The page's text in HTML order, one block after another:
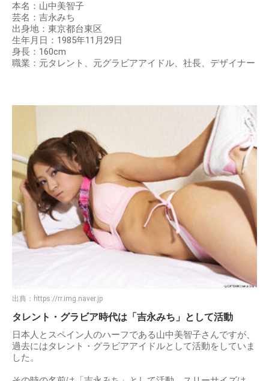
本名：山中美智子
芸名：吉永みち
出身地：東京都台東区
生年月日：1985年11月29日
身長：160cm
職業：元タレント、元グラビアアイドル、社長、デザイナー
出典： https://rr.img.naver.jp
タレント・グラビア時代は「吉永みち」として活動
日本人とスペイン人のハーフである山中美智子さんですが、
過去にはタレント・グラビアアイドルとして活動をしていま
した。